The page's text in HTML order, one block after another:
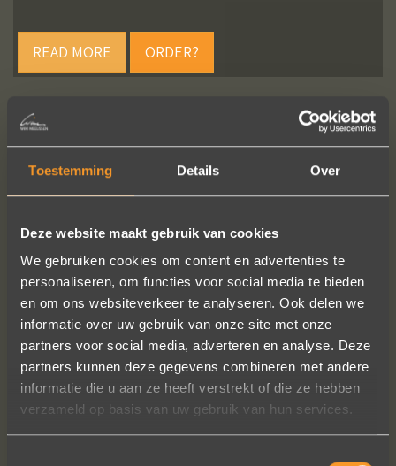
Toestemming Details Over
Deze website maakt gebruik van cookies
We gebruiken cookies om content en advertenties te
personaliseren, om functies voor social media te bieden
en om ons websiteverkeer te analyseren. Ook delen we
informatie over uw gebruik van onze site met onze
partners voor social media, adverteren en analyse. Deze
partners kunnen deze gegevens combineren met andere
informatie die u aan ze heeft verstrekt of die ze hebben
verzameld op basis van uw gebruik van hun services.
READ MORE ORDER?
Wat een prachtige ervaring ! Heel
professioneel team, persoonlijk en
warm onthaal, verzorgde service,
punctueel in het uitvoeren van de
bestelling, permanent contact per